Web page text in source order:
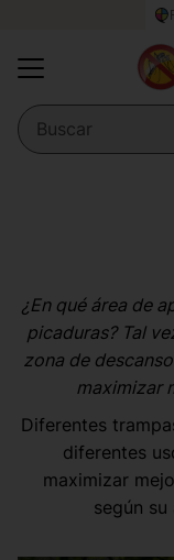
¿En qué área de
picaduras? Tal
zona de
maximizar
Diferentes
diferentes
maximizar
según